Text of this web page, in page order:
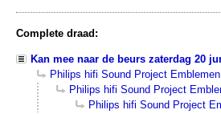
Complete draad:
Kan mee naar de beurs zaterdag 20
Philips hifi Sound Project
Philips hifi Sound Project
Philips hifi Sound Project